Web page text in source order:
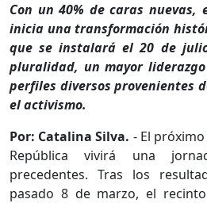
Con un 40% de caras nuevas,
inicia una transformación
que se instalará el 20 de
pluralidad, un mayor
perfiles diversos provenientes
el activismo.
Por: Catalina Silva. - El
República vivirá una
precedentes. Tras los
pasado 8 de marzo, el